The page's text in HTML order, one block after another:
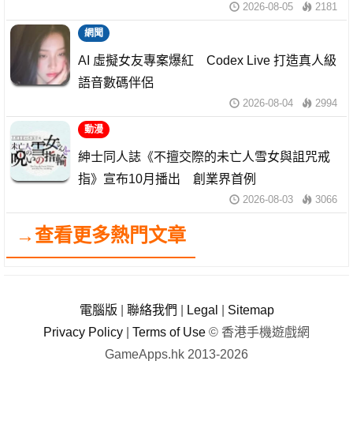
2026-08-05 2181
網聞
AI 虛擬女友專案爆紅 Codex Live 打造真人級
語音數碼伴侶
2026-08-04 2994
動漫
紳士同人誌《不擅交際的未亡人雪女與詛咒戒
指》宣布10月播出 創業界首例
2026-08-03 3066
→查看更多熱門文章
電腦版 聯絡我們 Legal
Sitemap
Privacy Policy
Terms of Use © 香港手機遊戲網
GameApps.hk 2013-2026